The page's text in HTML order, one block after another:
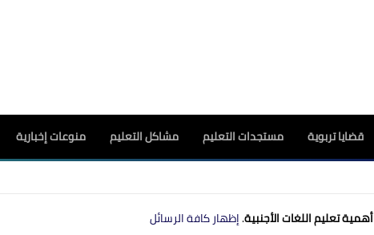
قضايا تربوية مستجدات التعليم مشاكل التعليم منوعات إخبارية
أهمية تعليم اللغات الأجنبية.إظهار كافة الرسائل